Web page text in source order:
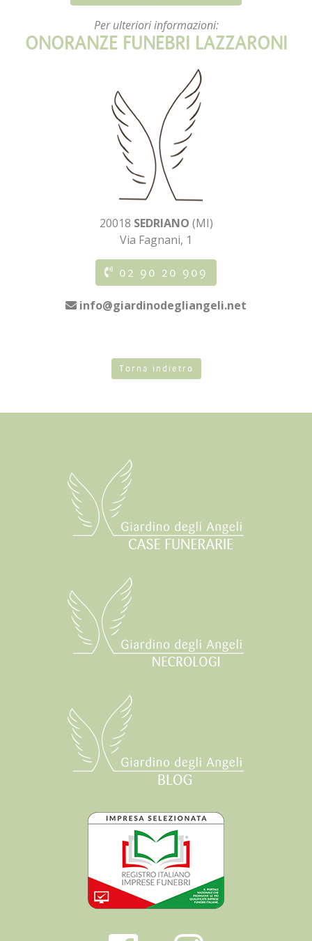
Per ulteriori informazioni:
ONORANZE FUNEBRI LAZZARONI
20018 SEDRIANO (MI)
Via Fagnani, 1
02 90 20 909
info@giardinodegliangeli.net
Torna indietro